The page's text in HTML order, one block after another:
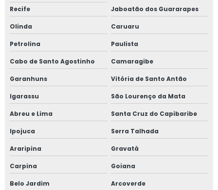
Recife
Jaboatão dos Guararapes
Olinda Caruaru
Petrolina Paulista
Cabo de Santo Agostinho Camaragibe
Garanhuns Vitória de Santo Antão
Igarassu São Lourenço da Mata
Abreu e Lima Santa Cruz do Capibaribe
Ipojuca Serra Talhada
Araripina Gravatá
Carpina Goiana
Belo Jardim Arcoverde